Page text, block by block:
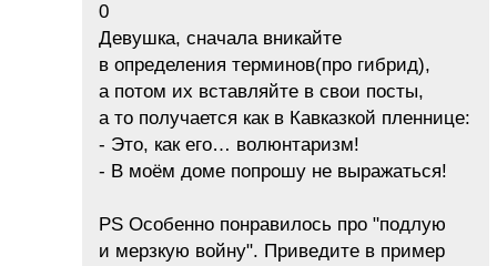
0
Девушка, сначала вникайте
в определения терминов(про гибрид),
а потом их вставляйте в свои посты,
а то получается как в Кавказкой пленнице:
- Это, как его… волюнтаризм!
- В моём доме попрошу не выражаться!
PS Особенно понравилось про "подлую
и мерзкую войну". Приведите в пример